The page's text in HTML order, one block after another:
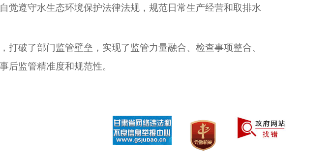
觉遵守水生态环境保护法律法规，规范日常生产经营和取排水
破了部门监管壁垒，实现了监管力量融合、检查事项整合、
后监管精准度和规范性。